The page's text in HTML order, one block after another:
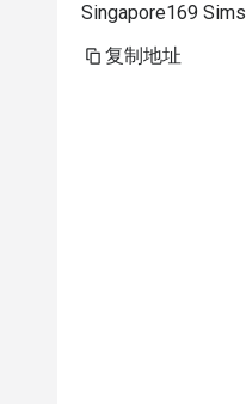
Singapore169
复制地址